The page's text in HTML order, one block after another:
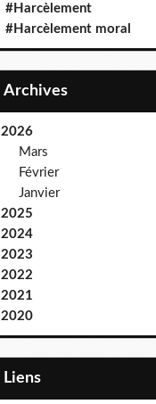
#Harcèlement
#Harcèlement moral
Archives
2026
Mars
Février
Janvier
2025
2024
2023
2022
2021
2020
Liens